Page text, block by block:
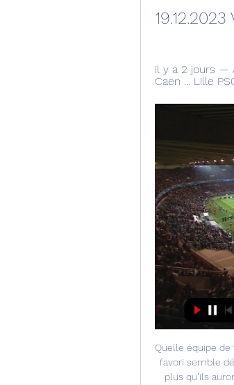
19.12.2023
il y a 2 jours —
Caen ... Lille
Quelle équipe de
favori semble
plus qu’ils